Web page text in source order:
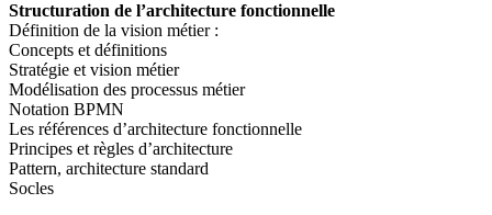
Structuration de l’architecture fonctionnelle
Définition de la vision métier :
Concepts et définitions
Stratégie et vision métier
Modélisation des processus métier
Notation BPMN
Les références d’architecture fonctionnelle
Principes et règles d’architecture
Pattern, architecture standard
Socles